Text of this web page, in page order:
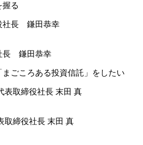
握る
長 鎌田恭幸
ごころある投資信託」をしたい
取締役社長 末田 真